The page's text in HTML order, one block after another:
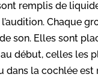
remplis de
Chaque
son. Elles sont
début, celles les
dans la cochlée est